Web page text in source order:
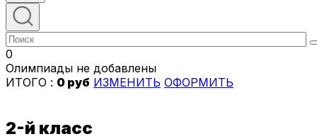
0
Олимпиады не добавлены
ИТОГО : 0 руб ИЗМЕНИТЬ ОФОРМИТЬ
2-й класс